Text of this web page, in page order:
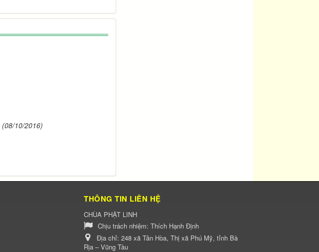
(08/10/2016)
THÔNG TIN LIÊN HỆ
CHÙA PHẬT LINH
Chịu trách nhiệm: Thích Hạnh Định
Địa chỉ: 248 xã Tân Hòa, Thị xã Phú Mỹ, tỉnh Bà
Rịa – Vũng Tàu